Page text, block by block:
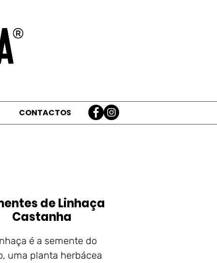
CONTACTOS
de Linhaça
Castanha
é a semente do
uma planta herbácea